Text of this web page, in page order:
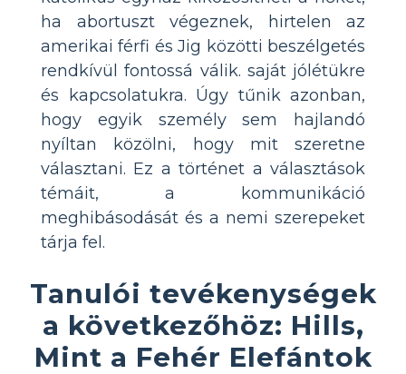
ha abortuszt végeznek, hirtelen az
amerikai férfi és Jig közötti beszélgetés
rendkívül fontossá válik. saját jólétükre
és kapcsolatukra. Úgy tűnik azonban,
hogy egyik személy sem hajlandó
nyíltan közölni, hogy mit szeretne
választani. Ez a történet a választások
témáit, a kommunikáció
meghibásodását és a nemi szerepeket
tárja fel.
Tanulói tevékenységek
a következőhöz: Hills,
Mint a Fehér Elefántok